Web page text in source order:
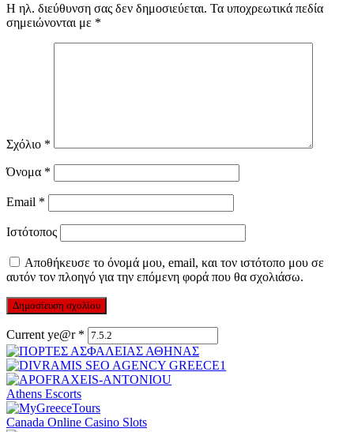
Η ηλ. διεύθυνση σας δεν δημοσιεύεται. Τα υποχρεωτικά πεδία
σημειώνονται με *
Σχόλιο *
Όνομα *
Email *
Ιστότοπος
Αποθήκευσε το όνομά μου, email, και τον ιστότοπο μου σε
αυτόν τον πλοηγό για την επόμενη φορά που θα σχολιάσω.
Current ye@r *
Athens Escorts
Canada Online Casino Slots